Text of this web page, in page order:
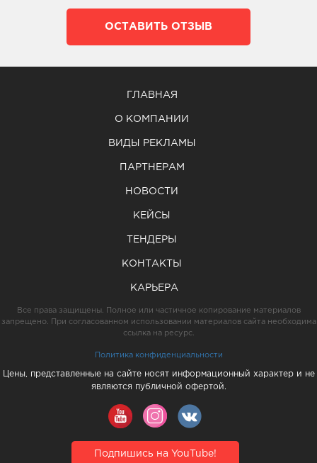
ОСТАВИТЬ ОТЗЫВ
ГЛАВНАЯ
О КОМПАНИИ
ВИДЫ РЕКЛАМЫ
ПАРТНЕРАМ
НОВОСТИ
КЕЙСЫ
ТЕНДЕРЫ
КОНТАКТЫ
КАРЬЕРА
Все права защищены. Полное или частичное копирование материалов
запрещено. При согласованном использовании материалов сайта необходима
ссылка на ресурс.
Политика конфиденциальности
Цены, представленные на сайте носят информационный характер и не
являются публичной офертой.
Подпишись на YouTube!